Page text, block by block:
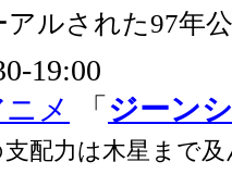
ルされた97年
19:00
メ 「 ジーン
支配力は木星まで